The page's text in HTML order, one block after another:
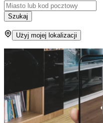
Szukaj
Użyj mojej lokalizacji